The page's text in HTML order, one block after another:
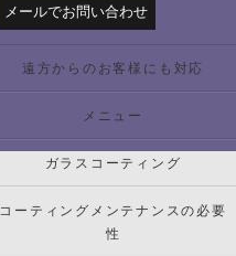
メールでお問い合わせ
遠方からのお客様にも対応
メニュー
ガラスコーティング
コーティングメンテナンスの必要
性